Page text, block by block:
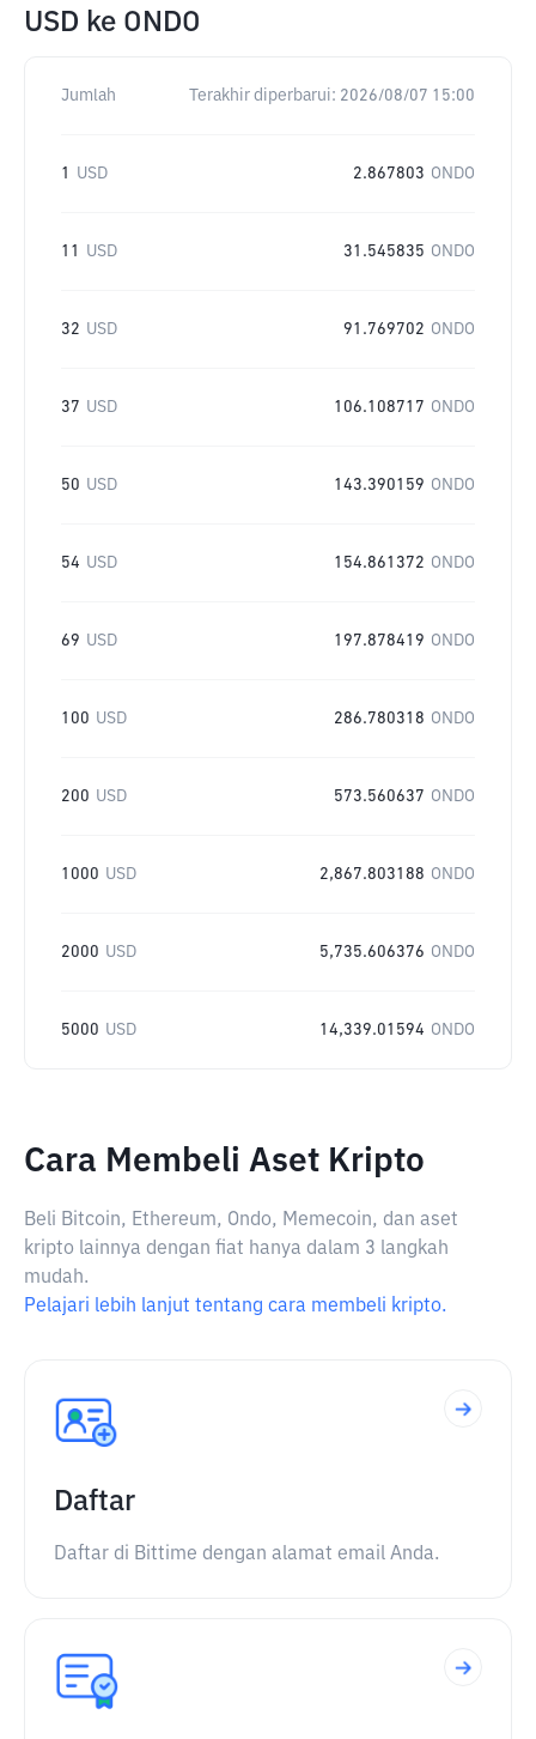
USD ke ONDO
Jumlah Terakhir diperbarui: 2026/08/07 15:00
1 USD 2.867803 ONDO
11 USD 31.545835 ONDO
32 USD 91.769702 ONDO
37 USD 106.108717 ONDO
50 USD 143.390159 ONDO
54 USD 154.861372 ONDO
69 USD 197.878419 ONDO
100 USD 286.780318 ONDO
200 USD 573.560637 ONDO
1000 USD 2,867.803188 ONDO
2000 USD 5,735.606376 ONDO
5000 USD 14,339.01594 ONDO
Cara Membeli Aset Kripto
Beli Bitcoin, Ethereum, Ondo, Memecoin, dan aset
kripto lainnya dengan fiat hanya dalam 3 langkah
mudah.
Pelajari lebih lanjut tentang cara membeli kripto.
Daftar
Daftar di Bittime dengan alamat email Anda.